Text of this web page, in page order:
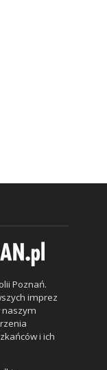
Poznań.
imprez
naszym
i ich